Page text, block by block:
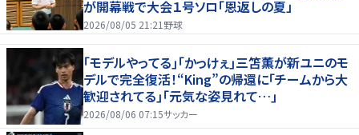
が開幕戦で大会１号ソロ「恩返しの夏」
2026/08/05 21:21 野球
｢モデルやってる｣｢かっけぇ｣三笘薫が新ユニのモ
デルで完全復活！“King”の帰還に｢チームから大
歓迎されてる｣｢元気な姿見れて…｣
2026/08/06 07:15サッカー